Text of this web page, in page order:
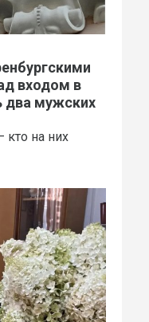
входом в
мужских
на них